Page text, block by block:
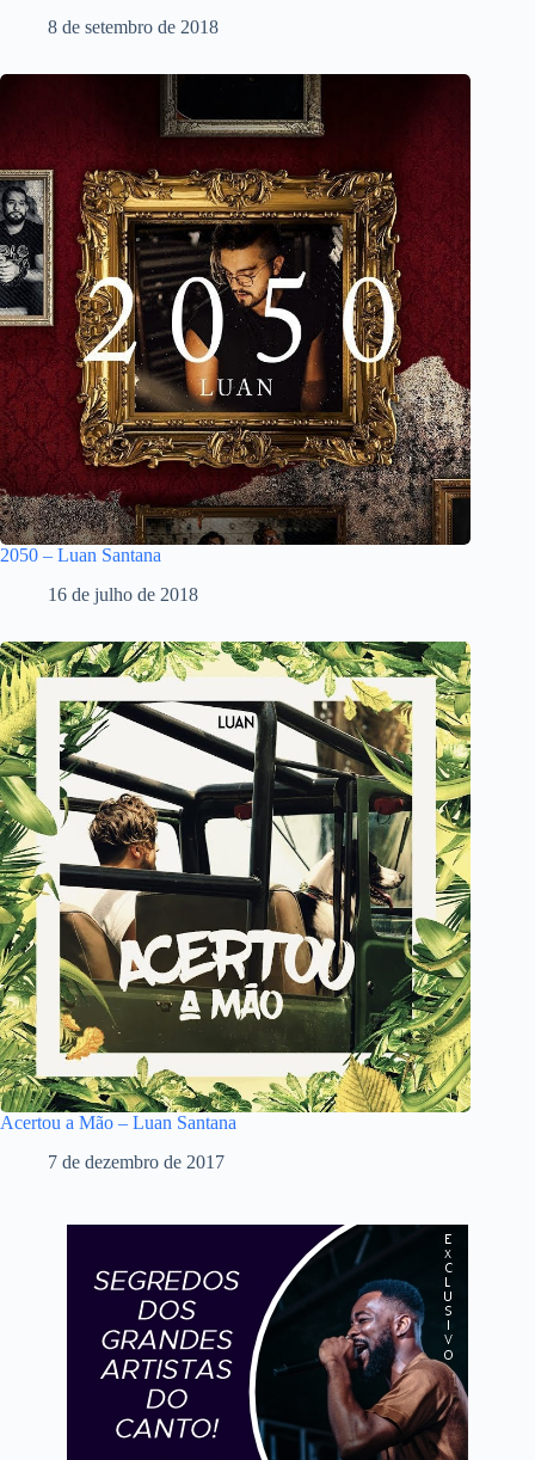
8 de setembro de 2018
2050 – Luan Santana
16 de julho de 2018
Acertou a Mão – Luan Santana
7 de dezembro de 2017